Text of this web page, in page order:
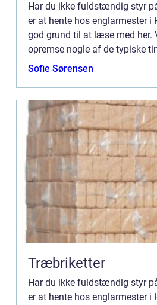
Har du ikke fuldstændig styr
er at hente hos englarmester i
god grund til at læse med her.
opremse nogle af de typiske
glarmester arbejder med – og
Sofie Sørensen
Træbriketter
Har du ikke fuldstændig styr
er at hente hos englarmester i